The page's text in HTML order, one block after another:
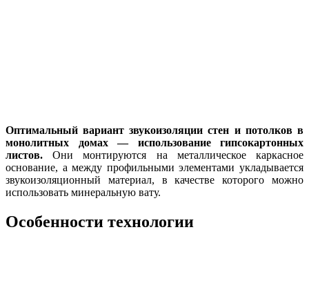
Оптимальный вариант звукоизоляции стен и потолков в
монолитных домах — использование гипсокартонных
листов. Они монтируются на металлическое каркасное
основание, а между профильными элементами укладывается
звукоизоляционный материал, в качестве которого можно
использовать минеральную вату.
Особенности технологии